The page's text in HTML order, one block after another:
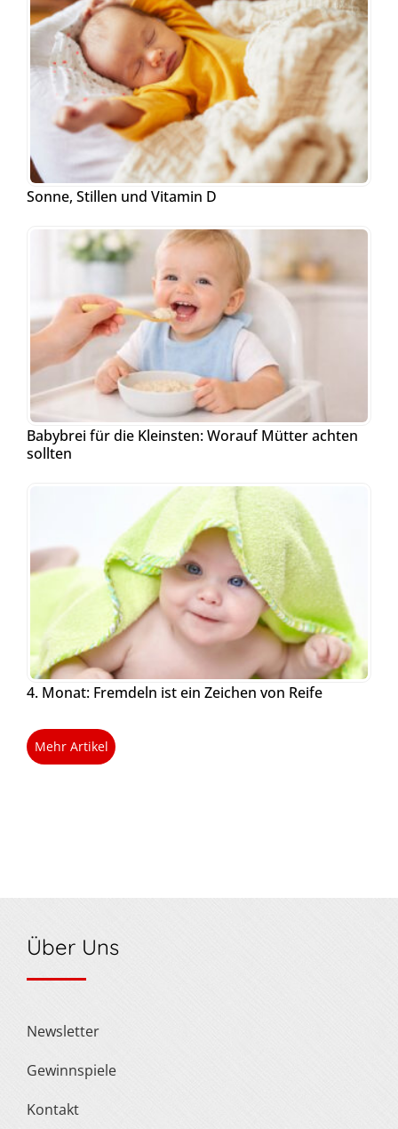
Sonne, Stillen und Vitamin D
Babybrei für die Kleinsten: Worauf Mütter achten
sollten
4. Monat: Fremdeln ist ein Zeichen von Reife
Mehr Artikel
Über Uns
Newsletter
Gewinnspiele
Kontakt